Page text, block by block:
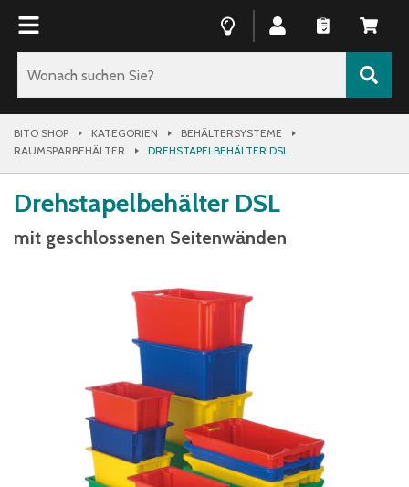
BITO SHOP KATEGORIEN
BEHÄLTERSYSTEME
RAUMSPARBEHÄLTER
DREHSTAPELBEHÄLTER DSL
Drehstapelbehälter DSL
mit geschlossenen Seitenwänden